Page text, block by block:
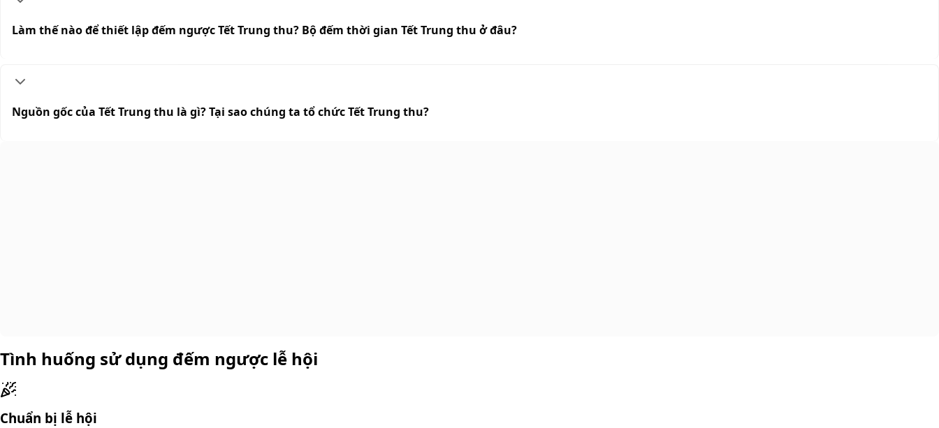
Làm thế nào để thiết lập đếm ngược Tết Trung thu? Bộ đếm thời gian Tết Trung thu ở đâu?
Nguồn gốc của Tết Trung thu là gì? Tại sao chúng ta tổ chức Tết Trung thu?
Tình huống sử dụng đếm ngược lễ hội
Chuẩn bị lễ hội